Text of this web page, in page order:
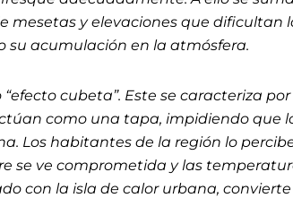
mesetas y elevaciones que dificultan
su acumulación en la atmósfera.
cubeta”. Este se caracteriza
como una tapa, impidiendo que
Los habitantes de la región lo
se ve comprometida y las
con la isla de calor urbana,